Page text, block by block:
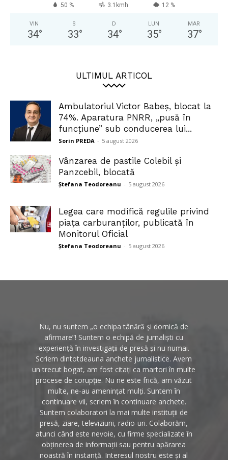
50 % 3.1kmh 12 %
VIN
34°
S
33°
D
34°
LUN
35°
MAR
37°
ULTIMUL ARTICOL
Ambulatoriul Victor Babeș, blocat la
74%. Aparatura PNRR, „pusă în
funcțiune” sub conducerea lui...
Sorin PREDA - 5 august 2026
Vânzarea de pastile Colebil și
Panzcebil, blocată
Ștefana Teodoreanu - 5 august 2026
Legea care modifică regulile privind
piața carburanților, publicată în
Monitorul Oficial
Ștefana Teodoreanu - 5 august 2026
Nu, nu suntem „o echipa tânără și dornică de
afirmare”! Suntem o echipă de jurnaliști cu
experiență în investigații de presă și nu numai.
Scriem dintotdeauna anchete jurnalistice. Avem
un trecut bogat, am fost citați ca martori în multe
procese de corupție. Nu ne este frică, am văzut
multe, ne-au amenințat mulți. Suntem în
continuare vii, scriem în continuare anchete.
Suntem colaboratori la mai multe instituții de
presă, ziare, televiziuni, radio-uri. Colaborăm,
atunci când este nevoie, cu firme specializate în
obținerea de informații sau pentru apărarea
noastră în instanță. Interesul nostru este și al